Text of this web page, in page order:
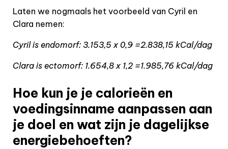
Laten we nogmaals het voorbeeld van Cyril en
Clara nemen:
Cyril is endomorf: 3.153,5 x 0,9 =2.838,15 kCal/dag
Clara is ectomorf: 1.654,8 x 1,2 =1.985,76 kCal/dag
Hoe kun je je calorieën en
voedingsinname aanpassen aan
je doel en wat zijn je dagelijkse
energiebehoeften?